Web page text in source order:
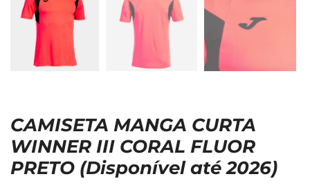
CAMISETA MANGA CURTA
WINNER III CORAL FLUOR
PRETO (Disponível até 2026)